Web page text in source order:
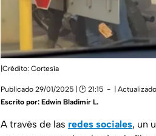
|Crédito: Cortesía
Publicado 29/01/2025 | 🕑 21:15 |
Escrito por: Edwin Bladimir L.
A través de las redes sociales, un